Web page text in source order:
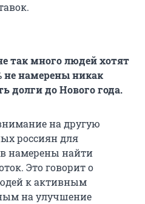
так много людей хотят
не намерены никак
долги до Нового года.
на другую
россиян для
намерены найти
Это говорит о
к активным
на улучшение